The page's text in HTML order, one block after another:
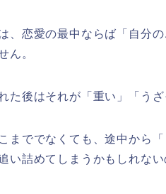
、恋愛の最中ならば「自分
ん。
た後はそれが「重い」「う
まででなくても、途中から
い詰めてしまうかもしれない